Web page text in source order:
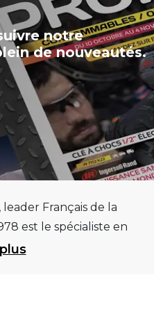
notre
de nouveautés.
Français de la
est le spécialiste en
et centres